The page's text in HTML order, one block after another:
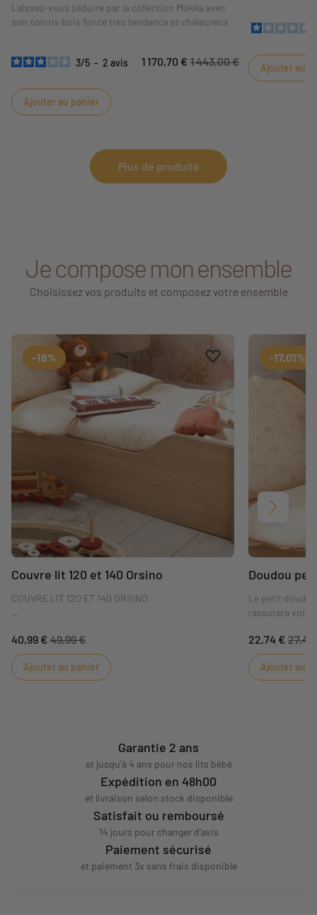
Laissez-vous séduire par la collection Mokka avec
son coloris bois foncé très tendance et chaleureux
3/5 - 2 avis 1 170,70 € 1 443,00 €
Ajouter au panier
espaces
dispositif à
de la fiche.
Ajouter au
Plus de produits
Je compose mon ensemble
Choisissez vos produits et composez votre ensemble
Ajouter aux favoris
Supprimer des
-18%
Couvre lit 120 et 140 Orsino
COUVRE LIT 120 ET 140 ORSINO
Idéal pour parfaire la décoration de la chambre de
bébé, ce couvre lit reversible en double gaze de
coton , apportera style et douceur à la chambre de
bébé. Il est adaptable au lits 120x60 et 140x70,
40,99 € 49,99 €
Ajouter au panier
-17,01%
Doudou
Le petit
rassurera votre
Ses couleurs
coordonnée
aussi bien aux
22,74 €
Ajouter au
Suivant
Garantie 2 ans
et jusqu'à 4 ans pour nos lits bébé
Expédition en 48h00
et livraison selon stock disponible
Satisfait ou remboursé
14 jours pour changer d'avis
Paiement sécurisé
et paiement 3x sans frais disponible